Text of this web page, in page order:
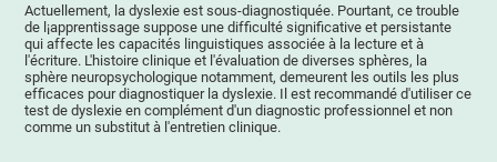
Actuellement, la dyslexie est sous-diagnostiquée. Pourtant, ce trouble
de l¡apprentissage suppose une difficulté significative et persistante
qui affecte les capacités linguistiques associée à la lecture et à
l'écriture. L'histoire clinique et l'évaluation de diverses sphères, la
sphère neuropsychologique notamment, demeurent les outils les plus
efficaces pour diagnostiquer la dyslexie. Il est recommandé d'utiliser ce
test de dyslexie en complément d'un diagnostic professionnel et non
comme un substitut à l'entretien clinique.